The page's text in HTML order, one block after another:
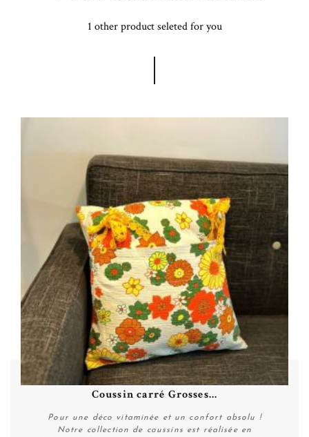
1 other product seleted for you
Coussin carré Grosses...
Pour une déco vitaminée et un confort absolu !
Notre collection de coussins est réalisée en